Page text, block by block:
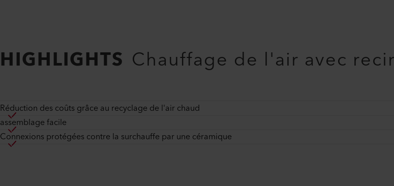
HIGHLIGHTS Chauffage de l'air avec
Réduction des coûts grâce au recyclage de l'air chaud
assemblage facile
Connexions protégées contre la surchauffe par une céramique